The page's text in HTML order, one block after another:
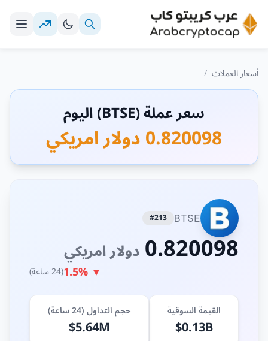
أسعار العملات /
سعر عملة (BTSE) اليوم
0.820098 دولار امريكي
BTSE
#213
0.820098دولار امريكي
▼ 1.5% (24 ساعة)
القيمة السوقية
$0.13B
حجم التداول (24 ساعة)
$5.64M